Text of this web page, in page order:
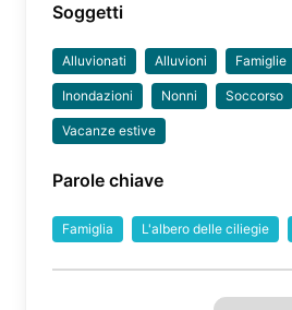
Soggetti
Alluvionati Alluvioni Famiglie
Inondazioni Nonni Soccorso
Vacanze estive
Parole chiave
Famiglia L'albero delle ciliegie